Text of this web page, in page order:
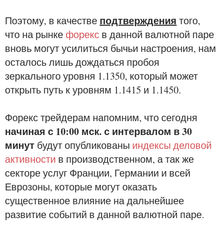
Поэтому, в качестве подтверждения того,
что на рынкефорекс в данной валютной паре
вновь могут усилиться бычьи настроения, нам
осталось лишь дождаться пробоя
зеркального уровня 1.1350, который может
открыть путь к уровням 1.1415 и 1.1450.
Форекс трейдерам напомним, что сегодня
начиная с 10:00 мск. с интервалом в 30
минут будут опубликованы индексы деловой
активности в производственном, а так же
секторе услуг Франции, Германии и всей
Еврозоны, которые могут оказать
существенное влияние на дальнейшее
развитие событий в данной валютной паре.